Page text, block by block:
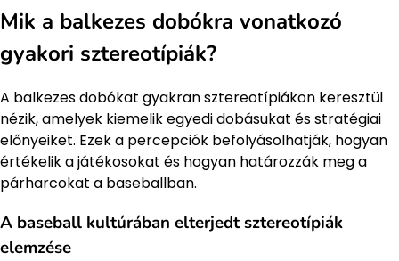
Mik a balkezes dobókra vonatkozó
gyakori sztereotípiák?
A balkezes dobókat gyakran sztereotípiákon keresztül
nézik, amelyek kiemelik egyedi dobásukat és stratégiai
előnyeiket. Ezek a percepciók befolyásolhatják, hogyan
értékelik a játékosokat és hogyan határozzák meg a
párharcokat a baseballban.
A baseball kultúrában elterjedt sztereotípiák
elemzése